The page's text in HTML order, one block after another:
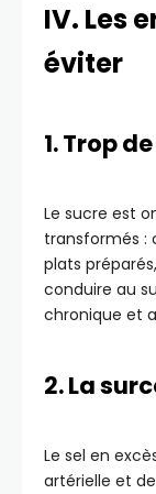
IV. Les
éviter
1. Trop
Le sucre est
transformés :
plats
conduire au
chronique et
2. La
Le sel en
artérielle et